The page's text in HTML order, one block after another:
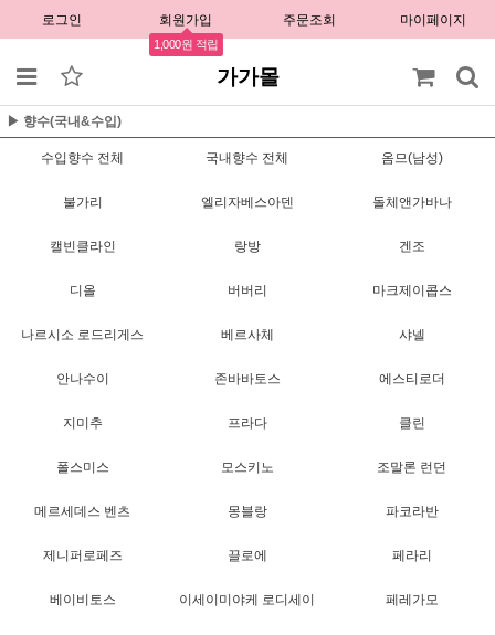
로그인 회원가입
1,000원 적립
주문조회 마이페이지
가가몰
▶ 향수(국내&수입)
수입향수 전체 국내향수 전체 옴므(남성)
불가리 엘리자베스아덴 돌체앤가바나
캘빈클라인 랑방 겐조
디올 버버리 마크제이콥스
나르시소 로드리게스 베르사체 샤넬
안나수이 존바바토스 에스티로더
지미추 프라다 클린
폴스미스 모스키노 조말론 런던
메르세데스 벤츠 몽블랑 파코라반
제니퍼로페즈 끌로에 페라리
베이비토스 이세이미야케 로디세이 페레가모